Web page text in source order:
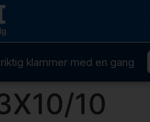
klammer med en gang
10